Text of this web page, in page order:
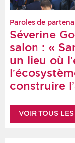
Paroles de
Séverine
salon : «
un lieu où
construire
VOIR TOUS